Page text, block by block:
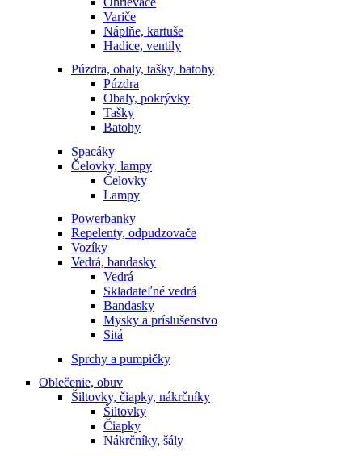
Variče
Náplňe, kartuše
Hadice, ventily
Púzdra, obaly, tašky, batohy
Púzdra
Obaly, pokrývky
Tašky
Batohy
Spacáky
Čelovky, lampy
Čelovky
Lampy
Powerbanky
Repelenty, odpudzovače
Vozíky
Vedrá, bandasky
Vedrá
Skladateľné vedrá
Bandasky
Mysky a príslušenstvo
Sitá
Sprchy a pumpičky
Oblečenie, obuv
Šiltovky, čiapky, nákrčníky
Šiltovky
Čiapky
Nákrčníky, šály